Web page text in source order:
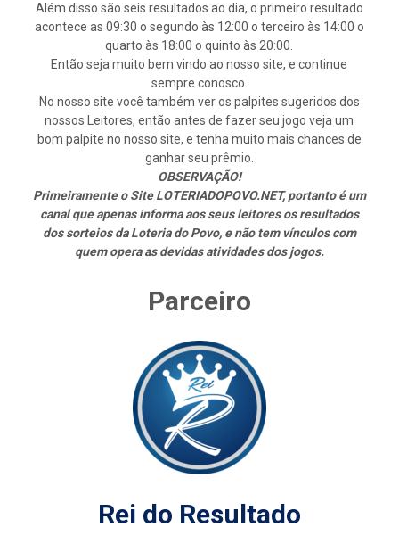
Além disso são seis resultados ao dia, o primeiro resultado
acontece as 09:30 o segundo às 12:00 o terceiro às 14:00 o
quarto às 18:00 o quinto às 20:00.
Então seja muito bem vindo ao nosso site, e continue
sempre conosco.
No nosso site você também ver os palpites sugeridos dos
nossos Leitores, então antes de fazer seu jogo veja um
bom palpite no nosso site, e tenha muito mais chances de
ganhar seu prêmio.
OBSERVAÇÃO!
Primeiramente o Site LOTERIADOPOVO.NET, portanto é um
canal que apenas informa aos seus leitores os resultados
dos sorteios da Loteria do Povo, e não tem vínculos com
quem opera as devidas atividades dos jogos.
Parceiro
Rei do Resultado